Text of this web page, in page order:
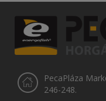
PecaPláza
246-248.